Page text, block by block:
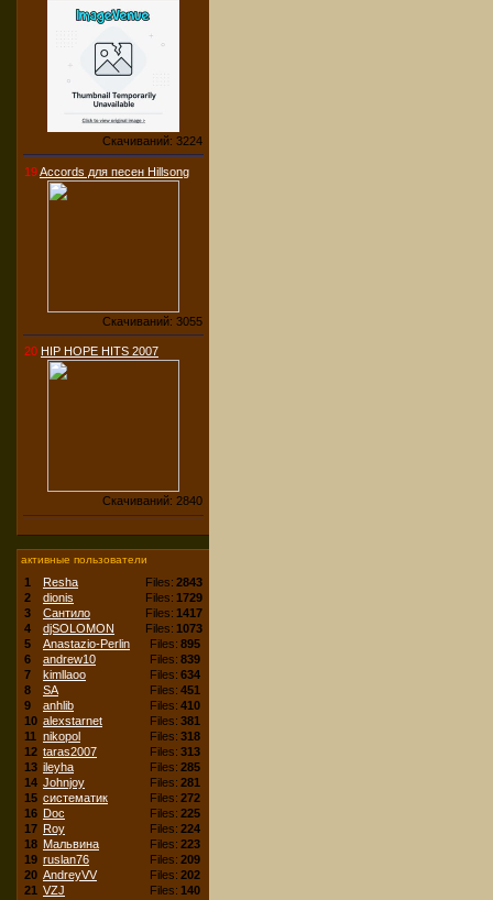
Скачиваний: 3224
19Accords для песен Hillsong
Скачиваний: 3055
20 HIP HOPE HITS 2007
Скачиваний: 2840
активные пользователи
1 Resha Files: 2843
2
dionis Files: 1729
3
Сантило Files: 1417
4
djSOLOMON Files: 1073
5
Anastazio-Perlin Files: 895
6
andrew10 Files: 839
7
kimllaoo Files: 634
8
SA Files: 451
9
anhlib Files: 410
10 alexstarnet Files: 381
11
nikopol Files: 318
12 taras2007 Files: 313
13 ileyha Files: 285
14 Johnjoy Files: 281
15 систематик Files: 272
16 Doc Files: 225
17 Roy Files: 224
18 Мальвина Files: 223
19 ruslan76 Files: 209
20 AndreyVV Files: 202
21 VZJ Files: 140